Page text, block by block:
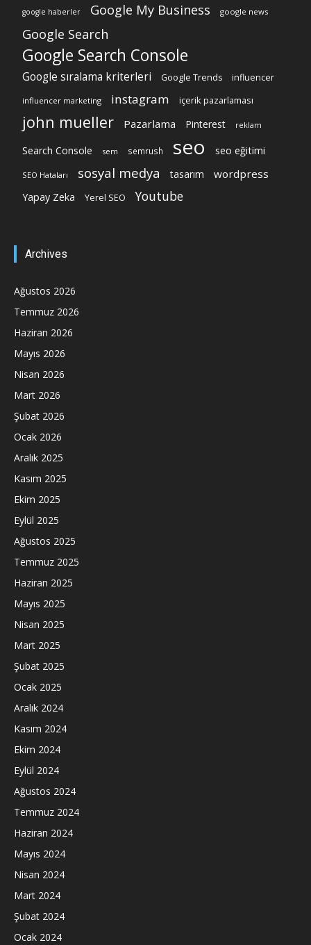
google haberler Google My Business google news
Google Search
Google Search Console
Google sıralama kriterleri Google Trends influencer
influencer marketing instagram içerik pazarlaması
john mueller Pazarlama Pinterest reklam
Search Console sem semrush seo seo eğitimi
SEO Hataları sosyal medya tasarım wordpress
Yapay Zeka Yerel SEO Youtube
Archives
Ağustos 2026
Temmuz 2026
Haziran 2026
Mayıs 2026
Nisan 2026
Mart 2026
Şubat 2026
Ocak 2026
Aralık 2025
Kasım 2025
Ekim 2025
Eylül 2025
Ağustos 2025
Temmuz 2025
Haziran 2025
Mayıs 2025
Nisan 2025
Mart 2025
Şubat 2025
Ocak 2025
Aralık 2024
Kasım 2024
Ekim 2024
Eylül 2024
Ağustos 2024
Temmuz 2024
Haziran 2024
Mayıs 2024
Nisan 2024
Mart 2024
Şubat 2024
Ocak 2024